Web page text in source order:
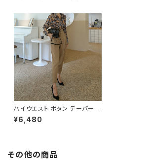
ハイウエスト ボタン テーパード
パンツ C-PSS1004
¥6,480
その他の商品